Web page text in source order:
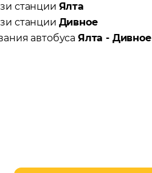
станции Ялта
станции Дивное
автобуса Ялта - Дивное